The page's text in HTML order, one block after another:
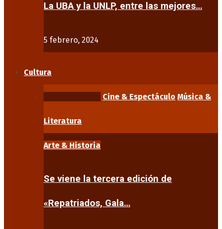
La UBA y la UNLP, entre las mejores…
5 febrero, 2024
Cultura
Cine & Espectáculo Música &
Literatura
Arte & Historia
Se viene la tercera edición de
«Repatriados, Gala…